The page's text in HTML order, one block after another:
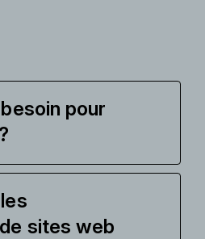
pour
sites web